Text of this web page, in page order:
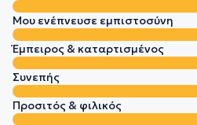
Μου ενέπνευσε εμπιστοσύνη
Έμπειρος & καταρτισμένος
Συνεπής
Προσιτός & φιλικός